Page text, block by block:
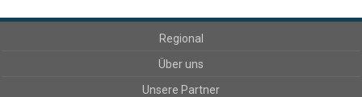
Regional
Über uns
Unsere Partner